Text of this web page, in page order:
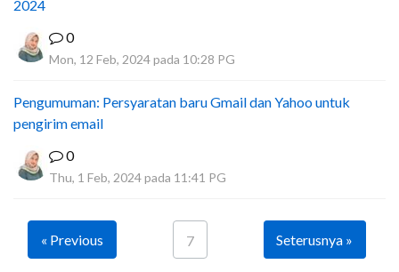
2024
0
Mon, 12 Feb, 2024 pada 10:28 PG
Pengumuman: Persyaratan baru Gmail dan Yahoo untuk
pengirim email
0
Thu, 1 Feb, 2024 pada 11:41 PG
« Previous 7 Seterusnya »